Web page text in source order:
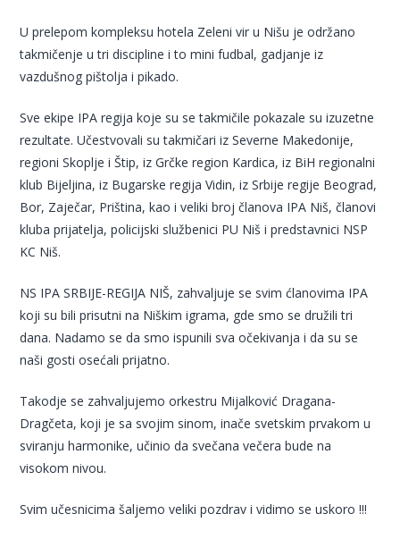
U prelepom kompleksu hotela Zeleni vir u Nišu je održano
takmičenje u tri discipline i to mini fudbal, gadjanje iz
vazdušnog pištolja i pikado.
Sve ekipe IPA regija koje su se takmičile pokazale su izuzetne
rezultate. Učestvovali su takmičari iz Severne Makedonije,
regioni Skoplje i Štip, iz Grčke region Kardica, iz BiH regionalni
klub Bijeljina, iz Bugarske regija Vidin, iz Srbije regije Beograd,
Bor, Zaječar, Priština, kao i veliki broj članova IPA Niš, članovi
kluba prijatelja, policijski službenici PU Niš i predstavnici NSP
KC Niš.
NS IPA SRBIJE-REGIJA NIŠ, zahvaljuje se svim ćlanovima IPA
koji su bili prisutni na Niškim igrama, gde smo se družili tri
dana. Nadamo se da smo ispunili sva očekivanja i da su se
naši gosti osećali prijatno.
Takodje se zahvaljujemo orkestru Mijalković Dragana-
Dragčeta, koji je sa svojim sinom, inače svetskim prvakom u
sviranju harmonike, učinio da svečana večera bude na
visokom nivou.
Svim učesnicima šaljemo veliki pozdrav i vidimo se uskoro !!!